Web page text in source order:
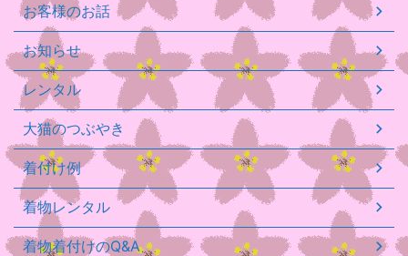
お客様のお話
お知らせ
レンタル
大猫のつぶやき
着付け例
着物レンタル
着物着付けのQ&A